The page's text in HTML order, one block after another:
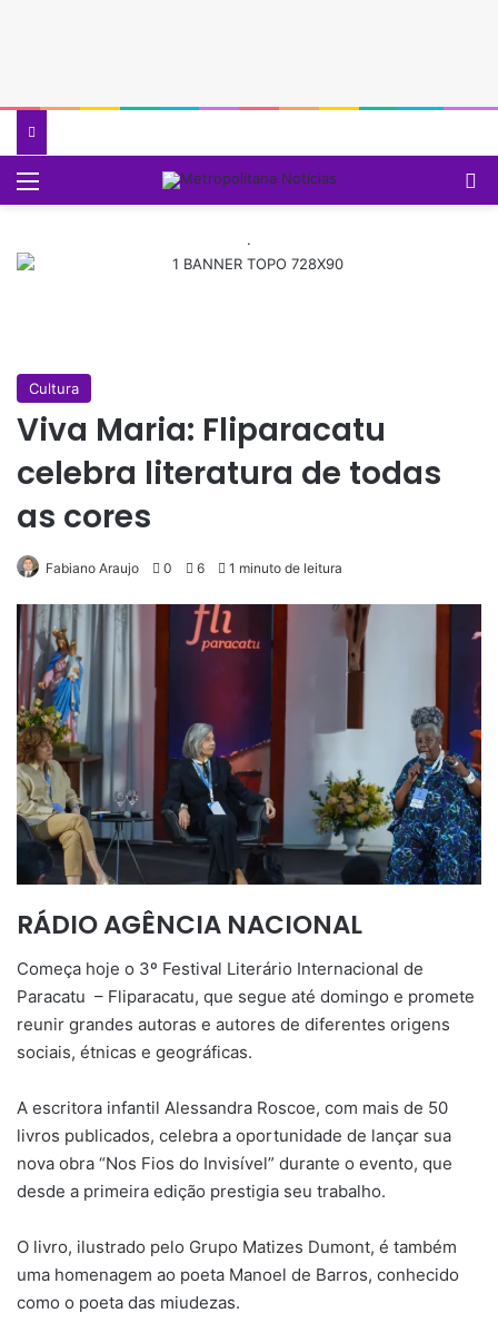
.
Cultura
Viva Maria: Fliparacatu
celebra literatura de todas
as cores
Fabiano Araujo 0 6 1 minuto de leitura
RÁDIO AGÊNCIA NACIONAL
Começa hoje o 3º Festival Literário Internacional de
Paracatu – Fliparacatu, que segue até domingo e promete
reunir grandes autoras e autores de diferentes origens
sociais, étnicas e geográficas.
A escritora infantil Alessandra Roscoe, com mais de 50
livros publicados, celebra a oportunidade de lançar sua
nova obra “Nos Fios do Invisível” durante o evento, que
desde a primeira edição prestigia seu trabalho.
O livro, ilustrado pelo Grupo Matizes Dumont, é também
uma homenagem ao poeta Manoel de Barros, conhecido
como o poeta das miudezas.